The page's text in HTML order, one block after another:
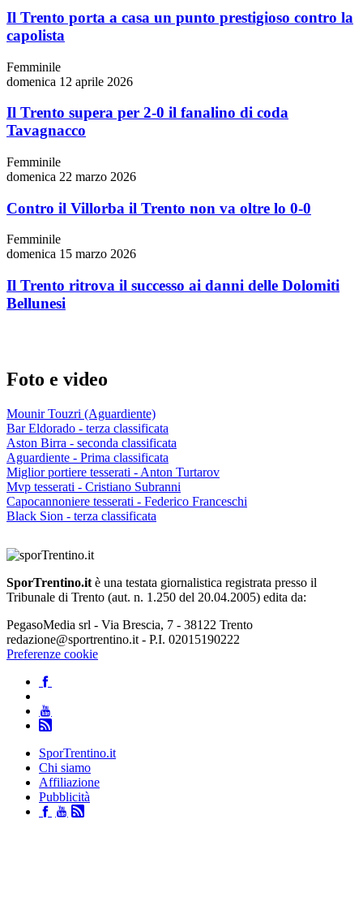
Il Trento porta a casa un punto prestigioso contro la
capolista
Femminile
domenica 12 aprile 2026
Il Trento supera per 2-0 il fanalino di coda
Tavagnacco
Femminile
domenica 22 marzo 2026
Contro il Villorba il Trento non va oltre lo 0-0
Femminile
domenica 15 marzo 2026
Il Trento ritrova il successo ai danni delle Dolomiti
Bellunesi
Foto e video
Mounir Touzri (Aguardiente)
Bar Eldorado - terza classificata
Aston Birra - seconda classificata
Aguardiente - Prima classificata
Miglior portiere tesserati - Anton Turtarov
Mvp tesserati - Cristiano Subranni
Capocannoniere tesserati - Federico Franceschi
Black Sion - terza classificata
SporTrentino.it è una testata giornalistica registrata presso il
Tribunale di Trento (aut. n. 1.250 del 20.04.2005) edita da:
PegasoMedia srl - Via Brescia, 7 - 38122 Trento
redazione@sportrentino.it - P.I. 02015190222
Preferenze cookie
SporTrentino.it
Chi siamo
Affiliazione
Pubblicità